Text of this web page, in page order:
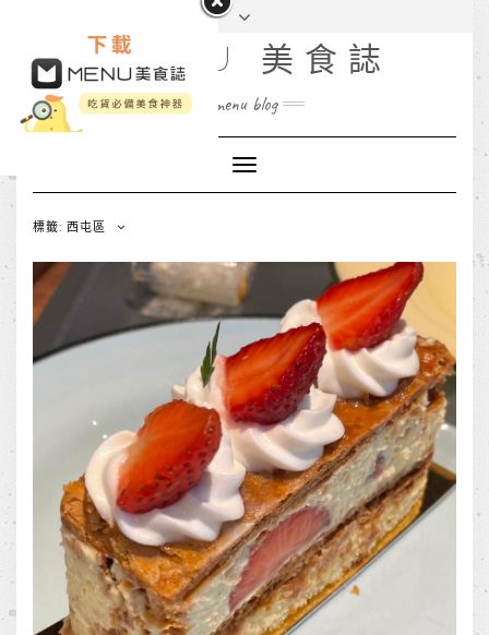
MENU 美食誌
menu blog
Toggle
Navigation
標籤: 西屯區